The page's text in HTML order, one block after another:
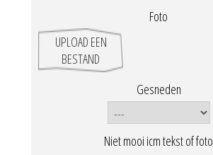
Foto
UPLOAD EEN
BESTAND
Gesneden
Niet mooi icm tekst of foto